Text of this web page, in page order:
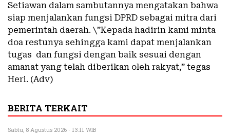
Setiawan dalam sambutannya mengatakan bahwa
siap menjalankan fungsi DPRD sebagai mitra dari
pemerintah daerah. \”Kepada hadirin kami minta
doa restunya sehingga kami dapat menjalankan
tugas dan fungsi dengan baik sesuai dengan
amanat yang telah diberikan oleh rakyat,” tegas
Heri. (Adv)
BERITA TERKAIT
Sabtu, 8 Agustus 2026 - 13:11 WIB